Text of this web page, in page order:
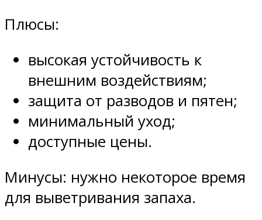
Плюсы:
высокая устойчивость к
внешним воздействиям;
защита от разводов и пятен;
минимальный уход;
доступные цены.
Минусы: нужно некоторое время
для выветривания запаха.